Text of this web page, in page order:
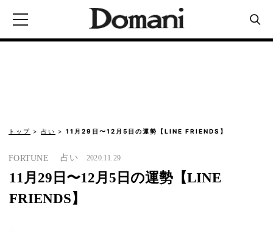
トップ 占い 11月29日〜12月5日の運勢【LINE FRIENDS】
FORTUNE 占い 2020.11.29
11月29日〜12月5日の運勢【LINE
FRIENDS】